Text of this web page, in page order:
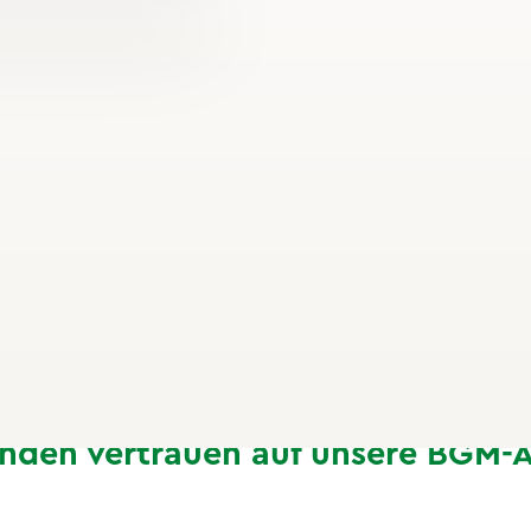
vertrauen auf unsere BGM-